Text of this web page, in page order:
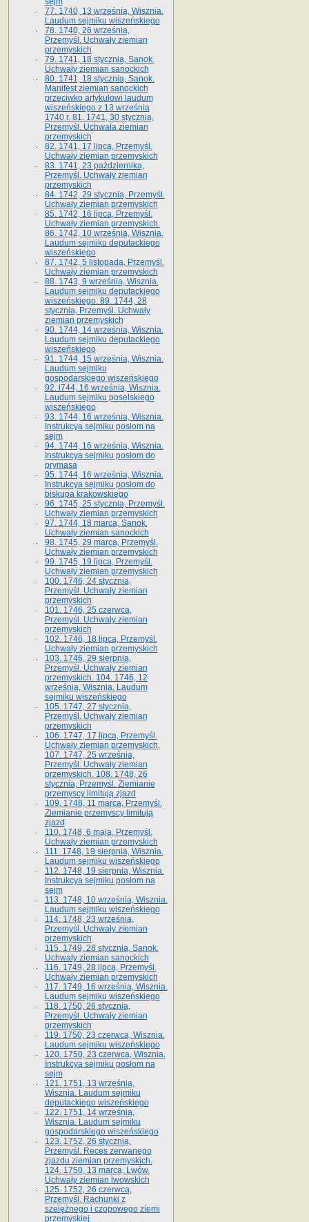
77. 1740, 13 września, Wisznia.
Laudum sejmiku wiszeńskiego
78. 1740, 26 września,
Przemyśl. Uchwały ziemian
przemyskich
79. 1741, 18 stycznia, Sanok.
Uchwały ziemian sanockich
80. 1741, 18 stycznia, Sanok.
Manifest ziemian sanockich
przeciwko artykułowi laudum
wiszeńskiego z 13 wrze­śnia
1740 r. 81. 1741, 30 stycznia,
Przemyśl. Uchwała ziemian
przemyskich
82. 1741, 17 lipca, Przemyśl.
Uchwały ziemian przemyskich
83. 1741, 23 października,
Przemyśl. Uchwały ziemian
przemyskich
84. 1742, 29 stycznia, Przemyśl.
Uchwały ziemian przemyskich
85. 1742, 16 lipca, Przemyśl.
Uchwały ziemian przemyskich.
86. 1742, 10 września, Wisznia.
Laudum sejmiku deputackiego
wiszeńskiego
87. 1742, 5 listopada, Przemyśl.
Uchwały ziemian przemyskich
88. 1743, 9 września, Wisznia.
Laudum sejmiku deputackiego
wiszeńskiego. 89. 1744, 28
stycznia, Przemyśl. Uchwały
ziemian przemyskich
90. 1744, 14 września, Wisznia.
Laudum sejmiku deputackiego
wiszeńskiego
91. 1744, 15 września, Wisznia.
Laudum sejmiku
gospodarskiego wiszeńskiego
92. l744, 16 września, Wisznia.
Laudum sejmiku poselskiego
wiszeńskiego
93. 1744, 16 września, Wisznia.
Instrukcya sejmiku posłom na
sejm
94. 1744, 16 września, Wisznia.
Instrukcya sejmiku posłom do
prymasa
95. 1744, 16 września, Wisznia.
Instrukcya sejmiku posłom do
biskupa krakowskiego
96. 1745, 25 stycznia, Przemyśl.
Uchwały ziemian przemyskich
97. 1744, 18 marca, Sanok.
Uchwały ziemian sanockich
98. 1745, 29 marca, Przemyśl.
Uchwały ziemian przemyskich
99. 1745, 19 lipca, Przemyśl.
Uchwały ziemian przemyskich
100. 1746, 24 stycznia,
Przemyśl. Uchwały ziemian
przemyskich
101. 1746, 25 czerwca,
Przemyśl. Uchwały ziemian
przemyskich
102. 1746, 18 lipca, Przemyśl.
Uchwały ziemian przemyskich
103. 1746, 29 sierpnia,
Przemyśl. Uchwały ziemian
przemyskich. 104. 1746, 12
września, Wisznia. Laudum
sejmiku wiszeńskiego
105. 1747, 27 stycznia,
Przemyśl. Uchwały ziemian
przemyskich
106. 1747, 17 lipca, Przemyśl.
Uchwały ziemian przemyskich.
107. 1747, 25 września,
Przemyśl. Uchwały ziemian
przemyskich. 108. 1748, 26
stycznia, Przemyśl. Ziemianie
przemyscy limitują zjazd
109. 1748, 11 marca, Przemyśl.
Ziemianie przemyscy limitują
zjazd
110. 1748, 6 maja, Przemyśl.
Uchwały ziemian przemyskich
111. 1748, 19 sierpnia, Wisznia.
Laudum sejmiku wiszeńskiego
112. 1748, 19 sierpnia, Wisznia.
Instrukcya sejmiku posłom na
sejm
113. 1748, 10 września, Wisznia.
Laudum sejmiku wiszeńskiego
114. 1748, 23 września,
Przemyśl. Uchwały ziemian
przemyskich
115. 1749, 28 stycznia, Sanok.
Uchwały ziemian sanockich
116. 1749, 28 lipca, Przemyśl.
Uchwały ziemian przemyskich
117. 1749, 16 września, Wisznia.
Laudum sejmiku wiszeńskiego
118. 1750, 26 stycznia,
Przemyśl. Uchwały ziemian
przemyskich
119. 1750, 23 czerwca, Wisznia.
Laudum sejmiku wiszeńskiego
120. 1750, 23 czerwca, Wisznia.
Instrukcya sejmiku posłom na
sejm
121. 1751, 13 września,
Wisznia. Laudum sejmiku
deputackiego wiszeńskiego
122. 1751, 14 września,
Wisznia. Laudum sejmiku
gospodarskiego wiszeńskiego
123. 1752, 26 stycznia,
Przemyśl. Reces zerwanego
zjazdu ziemian przemyskich.
124. 1750, 13 marca, Lwów.
Uchwały ziemian lwowskich
125. 1752, 26 czerwca,
Przemyśl. Rachunki z
szelężnego i czopowego ziemi
przemyskiej